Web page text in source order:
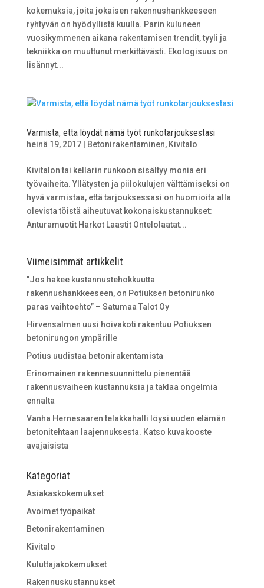
kokemuksia, joita jokaisen rakennushankkeeseen
ryhtyvän on hyödyllistä kuulla. Parin kuluneen
vuosikymmenen aikana rakentamisen trendit, tyyli ja
tekniikka on muuttunut merkittävästi. Ekologisuus on
lisännyt...
Varmista, että löydät nämä työt runkotarjouksestasi
heinä 19, 2017| Betonirakentaminen, Kivitalo
Kivitalon tai kellarin runkoon sisältyy monia eri
työvaiheita. Yllätysten ja piilokulujen välttämiseksi on
hyvä varmistaa, että tarjouksessasi on huomioita alla
olevista töistä aiheutuvat kokonaiskustannukset:
Anturamuotit Harkot Laastit Ontelolaatat...
Viimeisimmät artikkelit
”Jos hakee kustannustehokkuutta
rakennushankkeeseen, on Potiuksen betonirunko
paras vaihtoehto” – Satumaa Talot Oy
Hirvensalmen uusi hoivakoti rakentuu Potiuksen
betonirungon ympärille
Potius uudistaa betonirakentamista
Erinomainen rakennesuunnittelu pienentää
rakennusvaiheen kustannuksia ja taklaa ongelmia
ennalta
Vanha Hernesaaren telakkahalli löysi uuden elämän
betonitehtaan laajennuksesta. Katso kuvakooste
avajaisista
Kategoriat
Asiakaskokemukset
Avoimet työpaikat
Betonirakentaminen
Kivitalo
Kuluttajakokemukset
Rakennuskustannukset